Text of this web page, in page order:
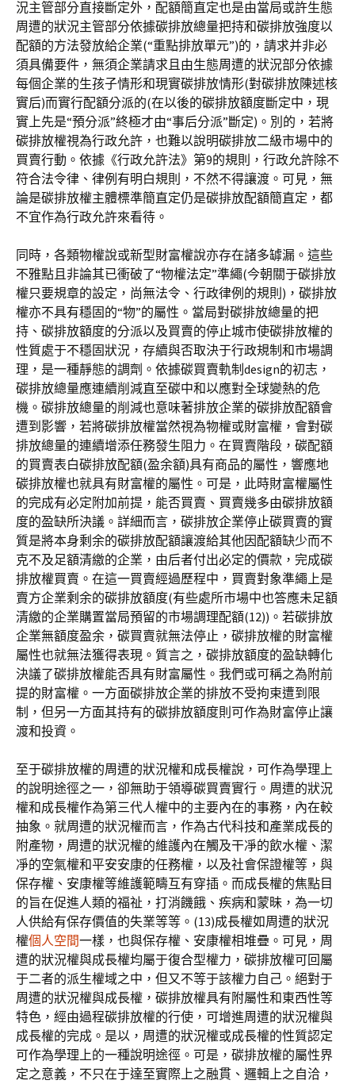
況主管部分直接斷定外，配額簡直定也是由當局或許生態
周遭的狀況主管部分依據碳排放總量把持和碳排放強度以
配額的方法發放給企業(“重點排放單元”)的，請求并非必
須具備要件，無須企業請求且由生態周遭的狀況部分依據
每個企業的生孩子情形和現實碳排放情形(對碳排放陳述核
實后)而實行配額分派的(在以後的碳排放額度斷定中，現
實上先是“預分派”終極才由“事后分派”斷定)。別的，若將
碳排放權視為行政允許，也難以說明碳排放二級市場中的
買賣行動。依據《行政允許法》第9的規則，行政允許除不
符合法令律、律例有明白規則，不然不得讓渡。可見，無
論是碳排放權主體標準簡直定仍是碳排放配額簡直定，都
不宜作為行政允許來看待。
同時，各類物權說或新型財富權說亦存在諸多罅漏。這些
不雅點且非論其已衝破了“物權法定”準繩(今朝關于碳排放
權只要規章的設定，尚無法令、行政律例的規則)，碳排放
權亦不具有穩固的“物”的屬性。當局對碳排放總量的把
持、碳排放額度的分派以及買賣的停止城市使碳排放權的
性質處于不穩固狀況，存續與否取決于行政規制和市場調
理，是一種靜態的調劑。依據碳買賣軌制design的初志，
碳排放總量應連續削減直至碳中和以應對全球變熱的危
機。碳排放總量的削減也意味著排放企業的碳排放配額會
遭到影響，若將碳排放權當然視為物權或財富權，會對碳
排放總量的連續增添任務發生阻力。在買賣階段，碳配額
的買賣表白碳排放配額(盈余額)具有商品的屬性，響應地
碳排放權也就具有財富權的屬性。可是，此時財富權屬性
的完成有必定附加前提，能否買賣、買賣幾多由碳排放額
度的盈缺所決議。詳細而言，碳排放企業停止碳買賣的實
質是將本身剩余的碳排放配額讓渡給其他因配額缺少而不
克不及足額清繳的企業，由后者付出必定的價款，完成碳
排放權買賣。在這一買賣經過歷程中，買賣對象準繩上是
賣方企業剩余的碳排放額度(有些處所市場中也答應未足額
清繳的企業購置當局預留的市場調理配額(12))。若碳排放
企業無額度盈余，碳買賣就無法停止，碳排放權的財富權
屬性也就無法獲得表現。質言之，碳排放額度的盈缺轉化
決議了碳排放權能否具有財富屬性。我們或可稱之為附前
提的財富權。一方面碳排放企業的排放不受拘束遭到限
制，但另一方面其持有的碳排放額度則可作為財富停止讓
渡和投資。
至于碳排放權的周遭的狀況權和成長權說，可作為學理上
的說明途徑之一，卻無助于領導碳買賣實行。周遭的狀況
權和成長權作為第三代人權中的主要內在的事務，內在較
抽象。就周遭的狀況權而言，作為古代科技和產業成長的
附產物，周遭的狀況權的維護內在觸及干凈的飲水權、潔
凈的空氣權和平安安康的任務權，以及社會保證權等，與
保存權、安康權等維護範疇互有穿插。而成長權的焦點目
的旨在促進人類的福祉，打消饑餓、疾病和蒙昧，為一切
人供給有保存價值的失業等等。(13)成長權如周遭的狀況
權個人空間一樣，也與保存權、安康權相堆疊。可見，周
遭的狀況權與成長權均屬于復合型權力，碳排放權可回屬
于二者的派生權域之中，但又不等于該權力自己。絕對于
周遭的狀況權與成長權，碳排放權具有附屬性和東西性等
特色，經由過程碳排放權的行使，可增進周遭的狀況權與
成長權的完成。是以，周遭的狀況權或成長權的性質認定
可作為學理上的一種說明途徑。可是，碳排放權的屬性界
定之意義，不只在于達至實際上之融貫、邏輯上之自洽，